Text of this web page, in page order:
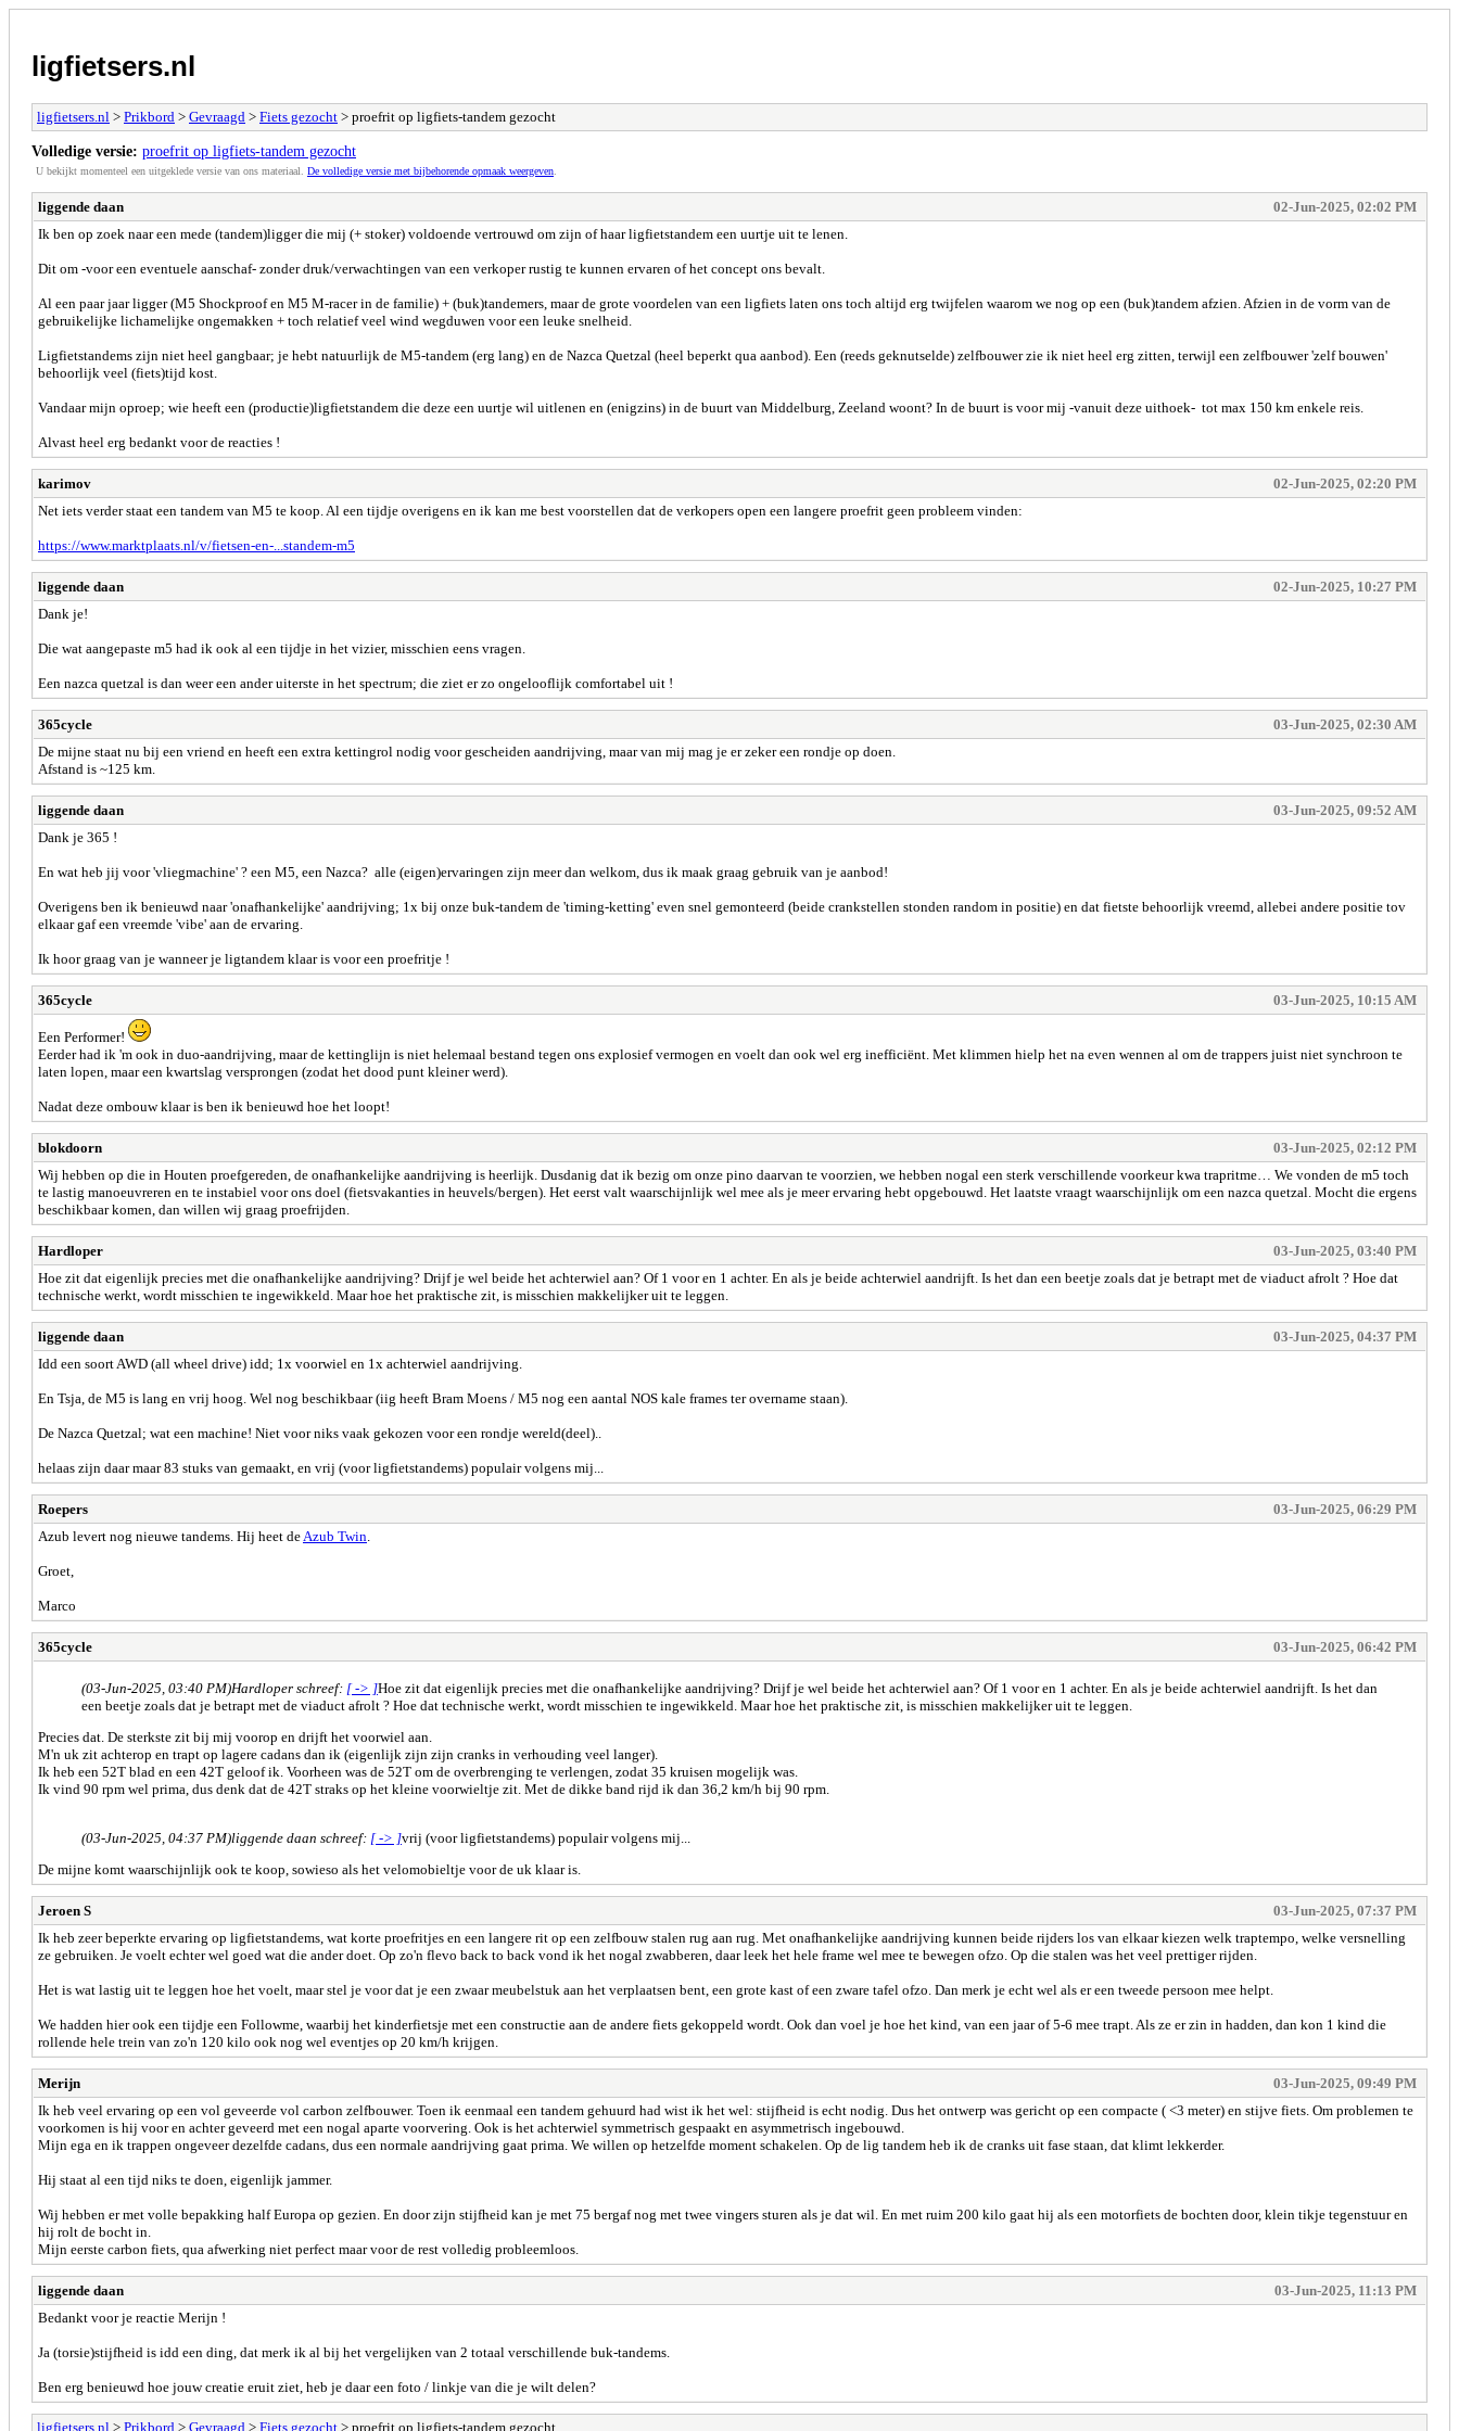
ligfietsers.nl
ligfietsers.nl > Prikbord > Gevraagd > Fiets gezocht > proefrit op ligfiets-tandem gezocht
Volledige versie: proefrit op ligfiets-tandem gezocht
U bekijkt momenteel een uitgeklede versie van ons materiaal. De volledige versie met bijbehorende opmaak weergeven
liggende daan
02-Jun-2025, 02:02 PM
Ik ben op zoek naar een mede (tandem)ligger die mij (+ stoker) voldoende vertrouwd om zijn of haar ligfietstandem een uurtje uit te lenen.
Dit om -voor een eventuele aanschaf- zonder druk/verwachtingen van een verkoper rustig te kunnen ervaren of het concept ons bevalt.
Al een paar jaar ligger (M5 Shockproof en M5 M-racer in de familie) + (buk)tandemers, maar de grote voordelen van een ligfiets laten ons toch altijd erg twijfelen waarom we nog op een (buk)tandem afzien. Afzien in de vorm van de
gebruikelijke lichamelijke ongemakken + toch relatief veel wind wegduwen voor een leuke snelheid.
Ligfietstandems zijn niet heel gangbaar; je hebt natuurlijk de M5-tandem (erg lang) en de Nazca Quetzal (heel beperkt qua aanbod). Een (reeds geknutselde) zelfbouwer zie ik niet heel erg zitten, terwijl een zelfbouwer 'zelf bouwen'
behoorlijk veel (fiets)tijd kost.
Vandaar mijn oproep; wie heeft een (productie)ligfietstandem die deze een uurtje wil uitlenen en (enigzins) in de buurt van Middelburg, Zeeland woont? In de buurt is voor mij -vanuit deze uithoek- tot max 150 km enkele reis.
Alvast heel erg bedankt voor de reacties !
karimov
02-Jun-2025, 02:20 PM
Net iets verder staat een tandem van M5 te koop. Al een tijdje overigens en ik kan me best voorstellen dat de verkopers open een langere proefrit geen probleem vinden:
https://www.marktplaats.nl/v/fietsen-en-...standem-m5
liggende daan
02-Jun-2025, 10:27 PM
Dank je!
Die wat aangepaste m5 had ik ook al een tijdje in het vizier, misschien eens vragen.
Een nazca quetzal is dan weer een ander uiterste in het spectrum; die ziet er zo ongelooflijk comfortabel uit !
365cycle
03-Jun-2025, 02:30 AM
De mijne staat nu bij een vriend en heeft een extra kettingrol nodig voor gescheiden aandrijving, maar van mij mag je er zeker een rondje op doen.
Afstand is ~125 km.
liggende daan
03-Jun-2025, 09:52 AM
Dank je 365 !
En wat heb jij voor 'vliegmachine' ? een M5, een Nazca? alle (eigen)ervaringen zijn meer dan welkom, dus ik maak graag gebruik van je aanbod!
Overigens ben ik benieuwd naar 'onafhankelijke' aandrijving; 1x bij onze buk-tandem de 'timing-ketting' even snel gemonteerd (beide crankstellen stonden random in positie) en dat fietste behoorlijk vreemd, allebei andere positie tov
elkaar gaf een vreemde 'vibe' aan de ervaring.
Ik hoor graag van je wanneer je ligtandem klaar is voor een proefritje !
365cycle 03-Jun-2025, 10:15 AM
Een Performer!
Eerder had ik 'm ook in duo-aandrijving, maar de kettinglijn is niet helemaal bestand tegen ons explosief vermogen en voelt dan ook wel erg inefficiënt. Met klimmen hielp het na even wennen al om de trappers juist niet synchroon te
laten lopen, maar een kwartslag versprongen (zodat het dood punt kleiner werd).
Nadat deze ombouw klaar is ben ik benieuwd hoe het loopt!
blokdoorn
03-Jun-2025, 02:12 PM
Wij hebben op die in Houten proefgereden, de onafhankelijke aandrijving is heerlijk. Dusdanig dat ik bezig om onze pino daarvan te voorzien, we hebben nogal een sterk verschillende voorkeur kwa trapritme… We vonden de m5 toch
te lastig manoeuvreren en te instabiel voor ons doel (fietsvakanties in heuvels/bergen). Het eerst valt waarschijnlijk wel mee als je meer ervaring hebt opgebouwd. Het laatste vraagt waarschijnlijk om een nazca quetzal. Mocht die ergens
beschikbaar komen, dan willen wij graag proefrijden.
Hardloper
03-Jun-2025, 03:40 PM
Hoe zit dat eigenlijk precies met die onafhankelijke aandrijving? Drijf je wel beide het achterwiel aan? Of 1 voor en 1 achter. En als je beide achterwiel aandrijft. Is het dan een beetje zoals dat je betrapt met de viaduct afrolt ? Hoe dat
technische werkt, wordt misschien te ingewikkeld. Maar hoe het praktische zit, is misschien makkelijker uit te leggen.
liggende daan
03-Jun-2025, 04:37 PM
Idd een soort AWD (all wheel drive) idd; 1x voorwiel en 1x achterwiel aandrijving.
En Tsja, de M5 is lang en vrij hoog. Wel nog beschikbaar (iig heeft Bram Moens / M5 nog een aantal NOS kale frames ter overname staan).
De Nazca Quetzal; wat een machine! Niet voor niks vaak gekozen voor een rondje wereld(deel)..
helaas zijn daar maar 83 stuks van gemaakt, en vrij (voor ligfietstandems) populair volgens mij...
Roepers
03-Jun-2025, 06:29 PM
Azub levert nog nieuwe tandems. Hij heet de Azub Twin
Groet,
Marco
365cycle 03-Jun-2025, 06:42 PM
(03-Jun-2025, 03:40 PM)Hardloper schreef: [ -> ]Hoe zit dat eigenlijk precies met die onafhankelijke aandrijving? Drijf je wel beide het achterwiel aan? Of 1 voor en 1 achter. En als je beide achterwiel aandrijft. Is het dan
een beetje zoals dat je betrapt met de viaduct afrolt ? Hoe dat technische werkt, wordt misschien te ingewikkeld. Maar hoe het praktische zit, is misschien makkelijker uit te leggen.
Precies dat. De sterkste zit bij mij voorop en drijft het voorwiel aan.
M'n uk zit achterop en trapt op lagere cadans dan ik (eigenlijk zijn zijn cranks in verhouding veel langer).
Ik heb een 52T blad en een 42T geloof ik. Voorheen was de 52T om de overbrenging te verlengen, zodat 35 kruisen mogelijk was.
Ik vind 90 rpm wel prima, dus denk dat de 42T straks op het kleine voorwieltje zit. Met de dikke band rijd ik dan 36,2 km/h bij 90 rpm.
(03-Jun-2025, 04:37 PM)liggende daan schreef: [ -> ]vrij (voor ligfietstandems) populair volgens mij...
De mijne komt waarschijnlijk ook te koop, sowieso als het velomobieltje voor de uk klaar is.
Jeroen S
03-Jun-2025, 07:37 PM
Ik heb zeer beperkte ervaring op ligfietstandems, wat korte proefritjes en een langere rit op een zelfbouw stalen rug aan rug. Met onafhankelijke aandrijving kunnen beide rijders los van elkaar kiezen welk traptempo, welke versnelling
ze gebruiken. Je voelt echter wel goed wat die ander doet. Op zo'n flevo back to back vond ik het nogal zwabberen, daar leek het hele frame wel mee te bewegen ofzo. Op die stalen was het veel prettiger rijden.
Het is wat lastig uit te leggen hoe het voelt, maar stel je voor dat je een zwaar meubelstuk aan het verplaatsen bent, een grote kast of een zware tafel ofzo. Dan merk je echt wel als er een tweede persoon mee helpt.
We hadden hier ook een tijdje een Followme, waarbij het kinderfietsje met een constructie aan de andere fiets gekoppeld wordt. Ook dan voel je hoe het kind, van een jaar of 5-6 mee trapt. Als ze er zin in hadden, dan kon 1 kind die
rollende hele trein van zo'n 120 kilo ook nog wel eventjes op 20 km/h krijgen.
Merijn
03-Jun-2025, 09:49 PM
Ik heb veel ervaring op een vol geveerde vol carbon zelfbouwer. Toen ik eenmaal een tandem gehuurd had wist ik het wel: stijfheid is echt nodig. Dus het ontwerp was gericht op een compacte ( <3 meter) en stijve fiets. Om problemen te
voorkomen is hij voor en achter geveerd met een nogal aparte voorvering. Ook is het achterwiel symmetrisch gespaakt en asymmetrisch ingebouwd.
Mijn ega en ik trappen ongeveer dezelfde cadans, dus een normale aandrijving gaat prima. We willen op hetzelfde moment schakelen. Op de lig tandem heb ik de cranks uit fase staan, dat klimt lekkerder.
Hij staat al een tijd niks te doen, eigenlijk jammer.
Wij hebben er met volle bepakking half Europa op gezien. En door zijn stijfheid kan je met 75 bergaf nog met twee vingers sturen als je dat wil. En met ruim 200 kilo gaat hij als een motorfiets de bochten door, klein tikje tegenstuur en
hij rolt de bocht in.
Mijn eerste carbon fiets, qua afwerking niet perfect maar voor de rest volledig probleemloos.
liggende daan
03-Jun-2025, 11:13 PM
Bedankt voor je reactie Merijn !
Ja (torsie)stijfheid is idd een ding, dat merk ik al bij het vergelijken van 2 totaal verschillende buk-tandems.
Ben erg benieuwd hoe jouw creatie eruit ziet, heb je daar een foto / linkje van die je wilt delen?
ligfietsers.nl > Prikbord > Gevraagd > Fiets gezocht > proefrit op ligfiets-tandem gezocht